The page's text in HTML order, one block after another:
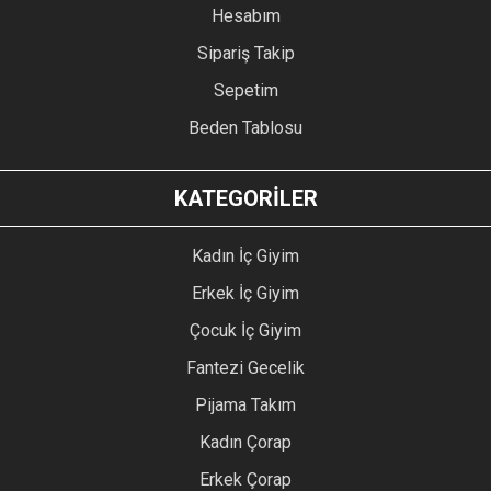
Hesabım
Sipariş Takip
Sepetim
Beden Tablosu
KATEGORİLER
Kadın İç Giyim
Erkek İç Giyim
Çocuk İç Giyim
Fantezi Gecelik
Pijama Takım
Kadın Çorap
Erkek Çorap